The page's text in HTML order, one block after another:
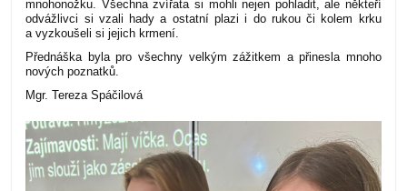
mnohonožku. Všechna zvířata si mohli nejen pohladit, ale někteří
odvážlivci si vzali hady a ostatní plazi i do rukou či kolem krku
a vyzkoušeli si jejich krmení.
Přednáška byla pro všechny velkým zážitkem a přinesla mnoho
nových poznatků.
Mgr. Tereza Spáčilová